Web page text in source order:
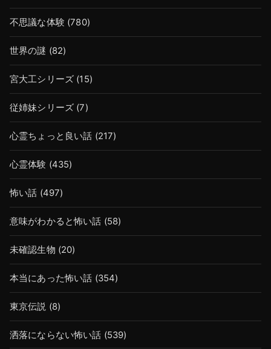
不思議な体験 (780)
世界の謎 (82)
宮大工シリーズ (15)
従姉妹シリーズ (7)
心霊ちょっと良い話 (217)
心霊体験 (435)
怖い話 (497)
意味がわかると怖い話 (58)
未確認生物 (20)
本当にあった怖い話 (354)
東京伝説 (8)
洒落にならない怖い話 (539)